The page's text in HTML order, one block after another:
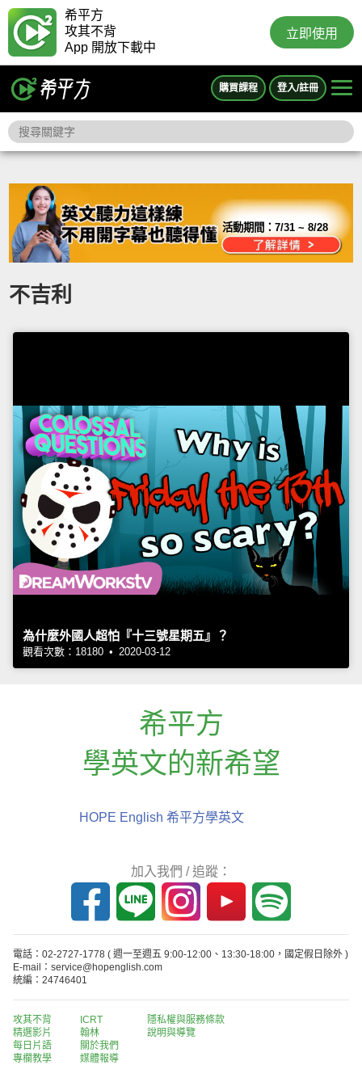
希平方
攻其不背
App 開放下載中
立即使用
購買課程 登入/註冊
活動期間：7/31 ~ 8/28
不吉利
為什麼外國人超怕『十三號星期五』？
觀看次數：18180 • 2020-03-12
希平方
學英文的新希望
HOPE English 希平方學英文
加入我們 / 追蹤：
電話：02-2727-1778 ( 週一至週五 9:00-12:00、13:30-18:00，國定假日除外 )
E-mail：service@hopenglish.com
統編：24746401
攻其不背
精選影片
每日片語
專欄教學
ICRT
翰林
關於我們
媒體報導
隱私權與服務條款
說明與導覽